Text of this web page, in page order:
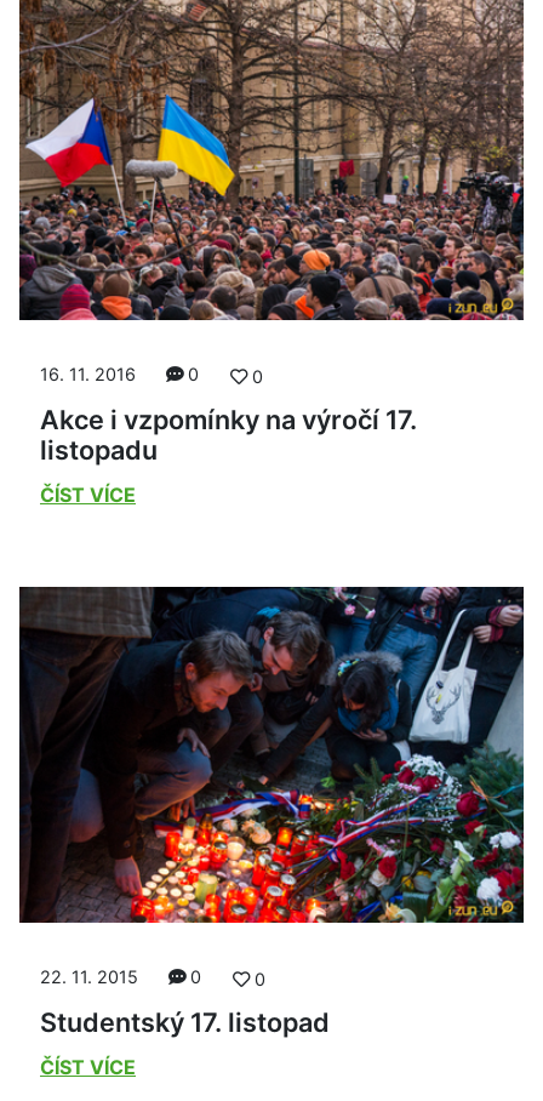
16. 11. 2016 0 0
Akce i vzpomínky na výročí 17.
listopadu
ČÍST VÍCE
22. 11. 2015 0 0
Studentský 17. listopad
ČÍST VÍCE